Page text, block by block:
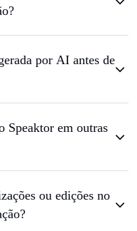
por AI antes de
Speaktor em outras
ou edições no